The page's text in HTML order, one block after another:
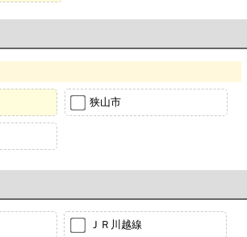
狭山市
ＪＲ川越線